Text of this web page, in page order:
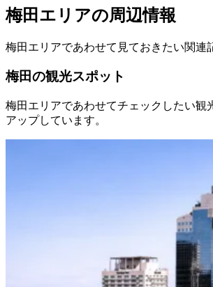
梅田エリアの周辺情報
梅田エリアであわせて見ておきたい関連
梅田の観光スポット
梅田エリアであわせてチェックしたい観
アップしています。